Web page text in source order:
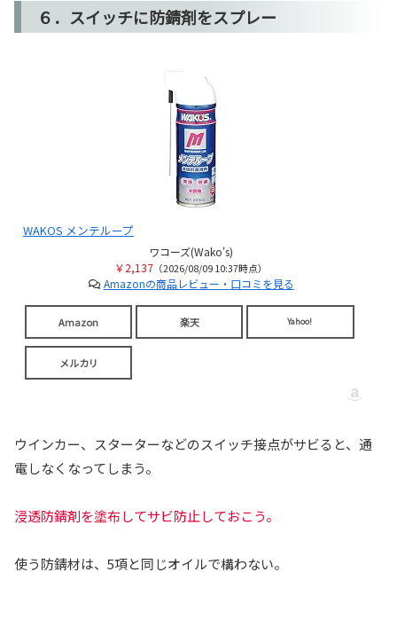
６．スイッチに防錆剤をスプレー
WAKOS メンテループ
ワコーズ(Wako's)
￥2,137 （2026/08/09 10:37時点）
Amazonの商品レビュー・口コミを見る
Amazon 楽天 Yahoo!
メルカリ
ウインカー、スターターなどのスイッチ接点がサビると、通
電しなくなってしまう。
浸透防錆剤を塗布してサビ防止しておこう。
使う防錆材は、5項と同じオイルで構わない。